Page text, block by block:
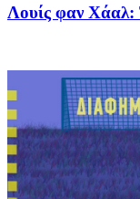
Λουίς φαν Χάαλ: